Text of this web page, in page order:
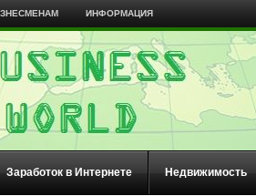
ИНФОРМАЦИЯ
Заработок в Интернете Недвижимость